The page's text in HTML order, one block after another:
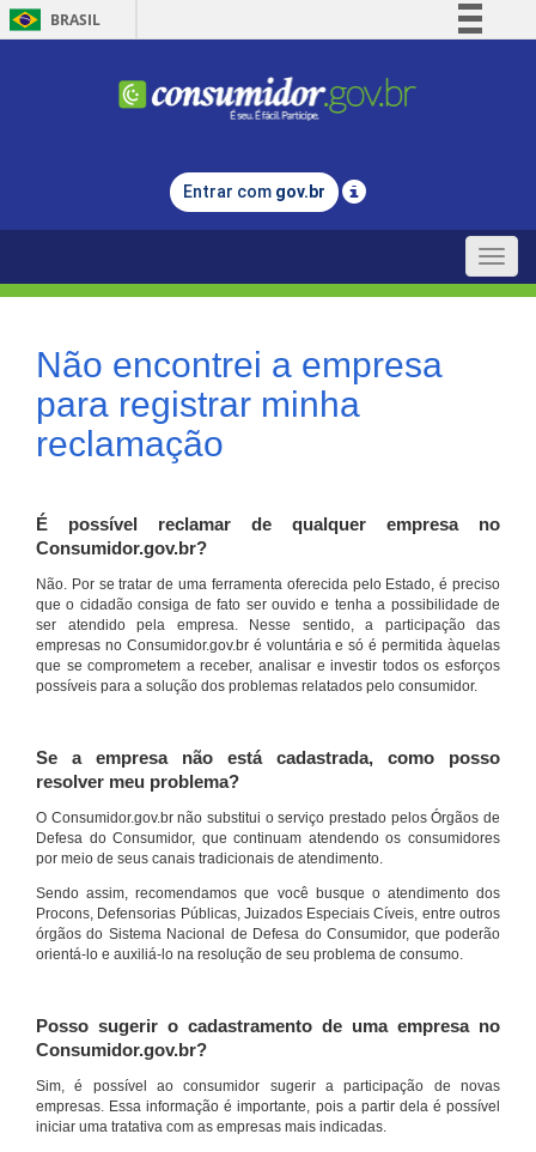
BRASIL
Comunica BR
Legislação
Entrar com gov.br
Toggle
Não encontrei a empresa
para registrar minha
reclamação
É possível reclamar de qualquer empresa no
Consumidor.gov.br?
Não. Por se tratar de uma ferramenta oferecida pelo Estado, é preciso
que o cidadão consiga de fato ser ouvido e tenha a possibilidade de
ser atendido pela empresa. Nesse sentido, a participação das
empresas no Consumidor.gov.br é voluntária e só é permitida àquelas
que se comprometem a receber, analisar e investir todos os esforços
possíveis para a solução dos problemas relatados pelo consumidor.
Se a empresa não está cadastrada, como posso
resolver meu problema?
O Consumidor.gov.br não substitui o serviço prestado pelos Órgãos de
Defesa do Consumidor, que continuam atendendo os consumidores
por meio de seus canais tradicionais de atendimento.
Sendo assim, recomendamos que você busque o atendimento dos
Procons, Defensorias Públicas, Juizados Especiais Cíveis, entre outros
órgãos do Sistema Nacional de Defesa do Consumidor, que poderão
orientá-lo e auxiliá-lo na resolução de seu problema de consumo.
Posso sugerir o cadastramento de uma empresa no
Consumidor.gov.br?
Sim, é possível ao consumidor sugerir a participação de novas
empresas. Essa informação é importante, pois a partir dela é possível
iniciar uma tratativa com as empresas mais indicadas.